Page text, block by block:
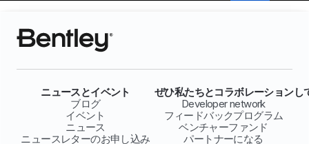
ニュースとイベント
ブログ
イベント
ニュース
ニュースレターのお申し込み
ぜひ私たちとコラボレーションし
Developer network
フィードバックプログラム
ベンチャーファンド
パートナーになる